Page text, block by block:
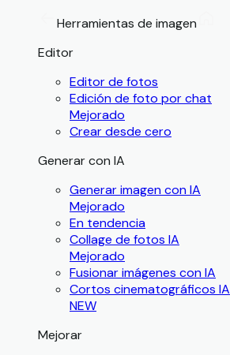
Herramientas de imagen
Editor
Editor de fotos
Edición de foto por chat
Mejorado
Crear desde cero
Generar con IA
Generar imagen con IA
Mejorado
En tendencia
Collage de fotos IA
Mejorado
Fusionar imágenes con IA
Cortos cinematográficos IA
NEW
Mejorar